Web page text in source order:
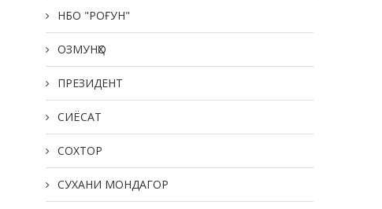
НБО "РОҒУН"
ОЗМУНҲО
ПРЕЗИДЕНТ
СИЁСАТ
СОХТОР
СУХАНИ МОНДАГОР